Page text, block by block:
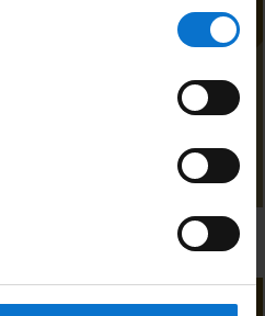
del lloc web de la